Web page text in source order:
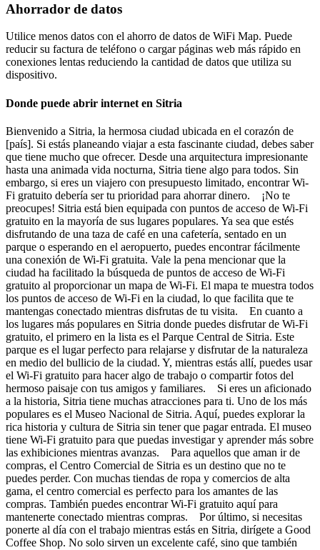
Ahorrador de datos
Utilice menos datos con el ahorro de datos de WiFi Map. Puede
reducir su factura de teléfono o cargar páginas web más rápido en
conexiones lentas reduciendo la cantidad de datos que utiliza su
dispositivo.
Donde puede abrir internet en Sitria
Bienvenido a Sitria, la hermosa ciudad ubicada en el corazón de
[país]. Si estás planeando viajar a esta fascinante ciudad, debes saber
que tiene mucho que ofrecer. Desde una arquitectura impresionante
hasta una animada vida nocturna, Sitria tiene algo para todos. Sin
embargo, si eres un viajero con presupuesto limitado, encontrar Wi-
Fi gratuito debería ser tu prioridad para ahorrar dinero. ¡No te
preocupes! Sitria está bien equipada con puntos de acceso de Wi-Fi
gratuito en la mayoría de sus lugares populares. Ya sea que estés
disfrutando de una taza de café en una cafetería, sentado en un
parque o esperando en el aeropuerto, puedes encontrar fácilmente
una conexión de Wi-Fi gratuita. Vale la pena mencionar que la
ciudad ha facilitado la búsqueda de puntos de acceso de Wi-Fi
gratuito al proporcionar un mapa de Wi-Fi. El mapa te muestra todos
los puntos de acceso de Wi-Fi en la ciudad, lo que facilita que te
mantengas conectado mientras disfrutas de tu visita. En cuanto a
los lugares más populares en Sitria donde puedes disfrutar de Wi-Fi
gratuito, el primero en la lista es el Parque Central de Sitria. Este
parque es el lugar perfecto para relajarse y disfrutar de la naturaleza
en medio del bullicio de la ciudad. Y, mientras estás allí, puedes usar
el Wi-Fi gratuito para hacer algo de trabajo o compartir fotos del
hermoso paisaje con tus amigos y familiares. Si eres un aficionado
a la historia, Sitria tiene muchas atracciones para ti. Uno de los más
populares es el Museo Nacional de Sitria. Aquí, puedes explorar la
rica historia y cultura de Sitria sin tener que pagar entrada. El museo
tiene Wi-Fi gratuito para que puedas investigar y aprender más sobre
las exhibiciones mientras avanzas. Para aquellos que aman ir de
compras, el Centro Comercial de Sitria es un destino que no te
puedes perder. Con muchas tiendas de ropa y comercios de alta
gama, el centro comercial es perfecto para los amantes de las
compras. También puedes encontrar Wi-Fi gratuito aquí para
mantenerte conectado mientras compras. Por último, si necesitas
ponerte al día con el trabajo mientras estás en Sitria, dirígete a Good
Coffee Shop. No solo sirven un excelente café, sino que también